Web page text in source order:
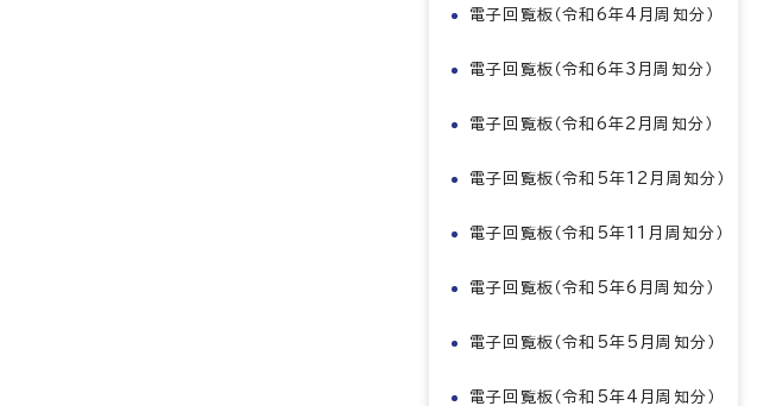
電子回覧板（令和6年4月周知分）
電子回覧板（令和6年3月周知分）
電子回覧板（令和6年2月周知分）
電子回覧板（令和5年12月周知分）
電子回覧板（令和5年11月周知分）
電子回覧板（令和5年6月周知分）
電子回覧板（令和5年5月周知分）
電子回覧板（令和5年4月周知分）